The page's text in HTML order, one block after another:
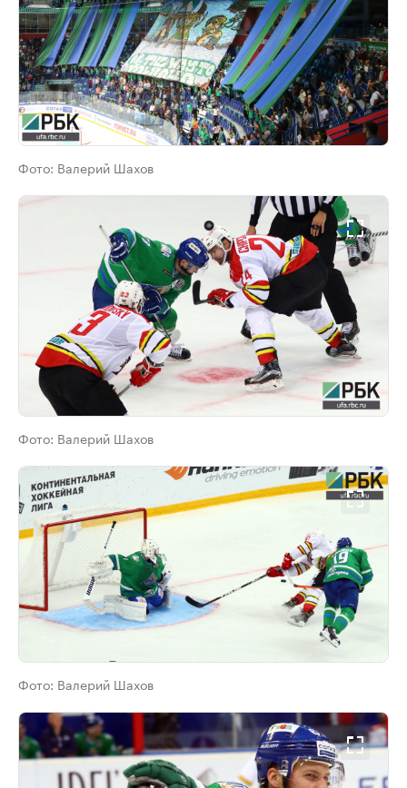
Фото: Валерий Шахов
Фото: Валерий Шахов
Фото: Валерий Шахов